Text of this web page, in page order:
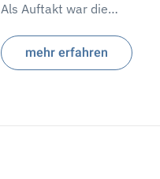
Als Auftakt war die…
mehr erfahren